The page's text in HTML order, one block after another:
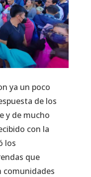
ya un poco
de los
y de mucho
con la
los
que
comunidades